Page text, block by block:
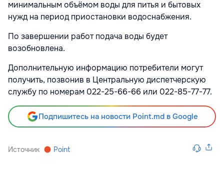
минимальным объёмом воды для питья и бытовых
нужд на период приостановки водоснабжения.
По завершении работ подача воды будет
возобновлена.
Дополнительную информацию потребители могут
получить, позвонив в Центральную диспетчерскую
службу по номерам 022-25-66-66 или 022-85-77-77.
Подпишитесь на новости Point.md в Google
Источник Point